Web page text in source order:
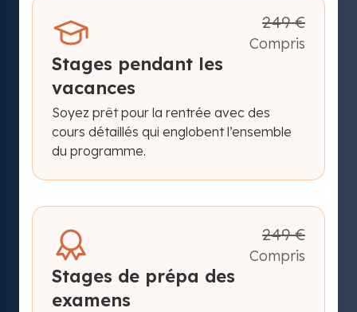
249 €
Compris
Stages pendant les
vacances
Soyez prêt pour la rentrée avec des
cours détaillés qui englobent l’ensemble
du programme.
249 €
Compris
Stages de prépa des
examens